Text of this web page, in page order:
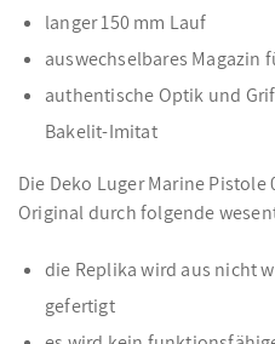
langer 150 mm Lauf
auswechselbares Magazin
authentische Optik und
Bakelit-Imitat
Die Deko Luger Marine
Original durch folgende
die Replika wird aus nicht
gefertigt